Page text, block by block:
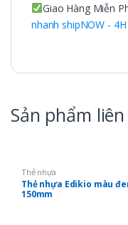
Giao Hàng Miễn
nhanh shipNOW -
Sản phẩm
Thẻ nhựa
Thẻ nhựa Edikio màu
150mm